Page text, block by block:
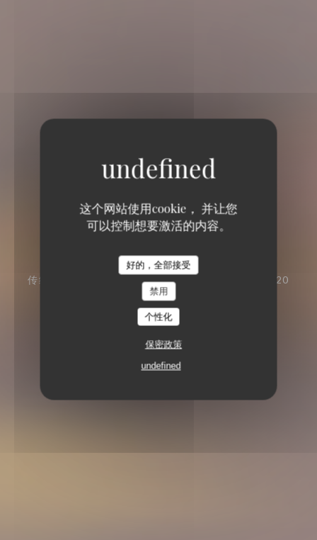
这个网站使用cookie， 并让您
可以控制想要激活的内容。
好的，全部接受
禁用
个性化
保密政策
undefined
Loos'Taminet
传统餐厅
60 RUE DU MARECHAL FOCH 59120
LOOS
Loos'Taminet